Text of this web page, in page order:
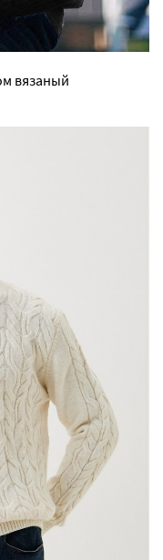
вязаный